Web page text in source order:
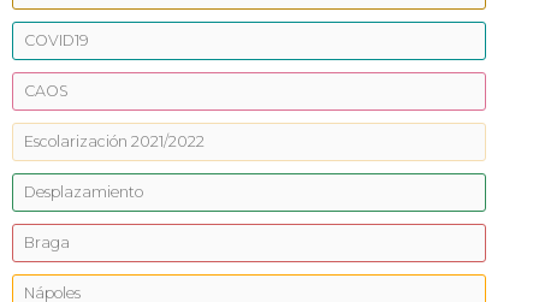
COVID19
CAOS
Escolarización 2021/2022
Desplazamiento
Braga
Nápoles